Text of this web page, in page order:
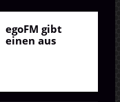
egoFM gibt
einen aus